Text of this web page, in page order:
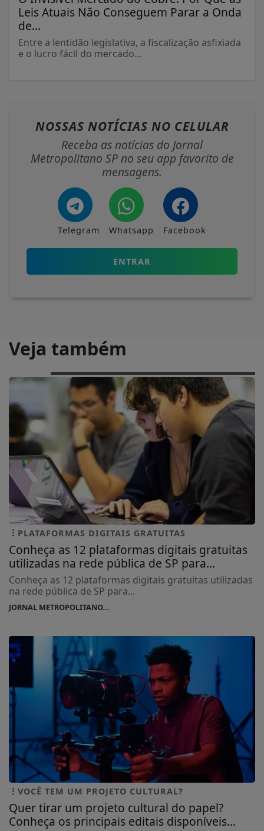
Leis Atuais Não Conseguem Parar a Onda
de...
Entre a lentidão legislativa, a fiscalização asfixiada
e o lucro fácil do mercado...
NOSSAS NOTÍCIAS NO CELULAR
Receba as notícias do Jornal
Metropolitano SP no seu app favorito de
mensagens.
Telegram Whatsapp Facebook
ENTRAR
Veja também
PLATAFORMAS DIGITAIS GRATUITAS
Conheça as 12 plataformas digitais gratuitas
utilizadas na rede pública de SP para...
Conheça as 12 plataformas digitais gratuitas utilizadas
na rede pública de SP para...
JORNAL METROPOLITANO...
VOCÊ TEM UM PROJETO CULTURAL?
Quer tirar um projeto cultural do papel?
Conheça os principais editais disponíveis...